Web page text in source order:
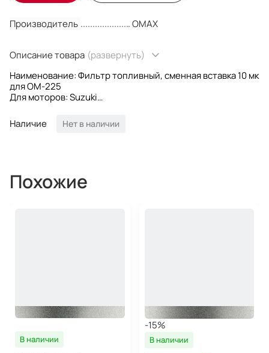
Производитель OMAX
Описание товара (развернуть)
Наименование: Фильтр топливный, сменная вставка 10 мк
для OM-225
Для моторов: Suzuki
Производитель: Omax
Наличие Нет в наличии
Похожие
В наличии
-15%
В наличии